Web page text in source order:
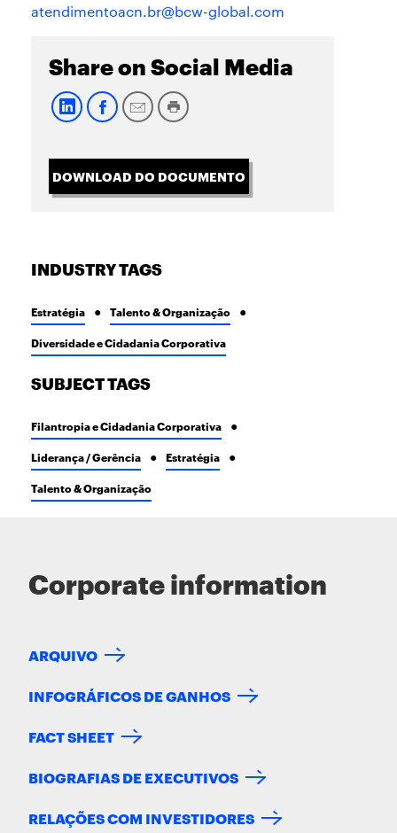
atendimentoacn.br@bcw-global.com
Share on Social Media
DOWNLOAD DO DOCUMENTO
INDUSTRY TAGS
Estratégia Talento & Organização
Diversidade e Cidadania Corporativa
SUBJECT TAGS
Filantropia e Cidadania Corporativa
Liderança / Gerência Estratégia
Talento & Organização
Corporate information
ARQUIVO
INFOGRÁFICOS DE GANHOS
FACT SHEET
BIOGRAFIAS DE EXECUTIVOS
RELAÇÕES COM INVESTIDORES